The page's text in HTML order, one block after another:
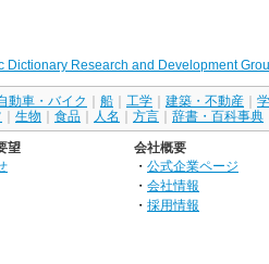
Dictionary Research and Development
動車・バイク 船 工学 建築・不動産
生物 食品 人名 方言 辞書・百科事典
望
会社概要
・ 公式企業ページ
・ 会社情報
・ 採用情報